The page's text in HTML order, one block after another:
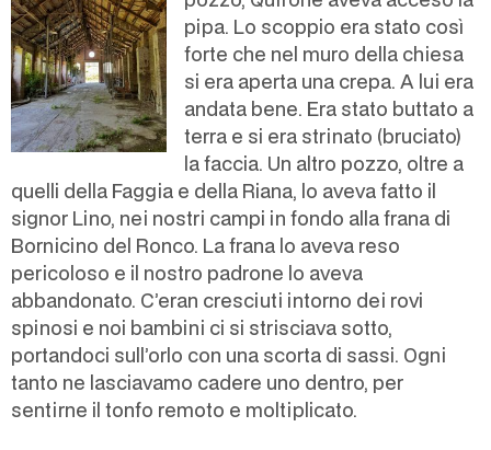
pipa. Lo scoppio era stato così
forte che nel muro della chiesa
si era aperta una crepa. A lui era
andata bene. Era stato buttato a
terra e si era strinato (bruciato)
la faccia. Un altro pozzo, oltre a
quelli della Faggia e della Riana, lo aveva fatto il
signor Lino, nei nostri campi in fondo alla frana di
Bornicino del Ronco. La frana lo aveva reso
pericoloso e il nostro padrone lo aveva
abbandonato. C’eran cresciuti intorno dei rovi
spinosi e noi bambini ci si strisciava sotto,
portandoci sull’orlo con una scorta di sassi. Ogni
tanto ne lasciavamo cadere uno dentro, per
sentirne il tonfo remoto e moltiplicato.